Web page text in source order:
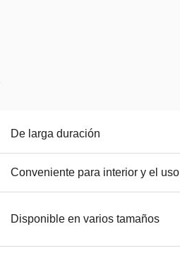
De larga duración
Conveniente para interior y el
Disponible en varios tamaños